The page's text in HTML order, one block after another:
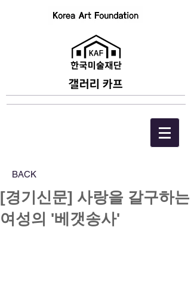
BACK
[경기신문] 사랑을 갈구하는
여성의 '베갯송사'